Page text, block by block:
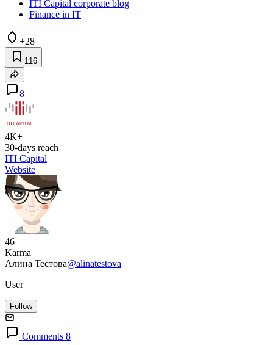
ITI Capital corporate blog
Finance in IT
+28
116
8
4K+
30-days reach
ITI Capital
Website
46
Karma
Алина Тестова@alinatestova
User
Follow
Comments 8